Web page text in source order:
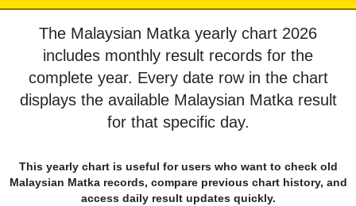
The Malaysian Matka yearly chart 2026
includes monthly result records for the
complete year. Every date row in the chart
displays the available Malaysian Matka result
for that specific day.
This yearly chart is useful for users who want to check old
Malaysian Matka records, compare previous chart history, and
access daily result updates quickly.